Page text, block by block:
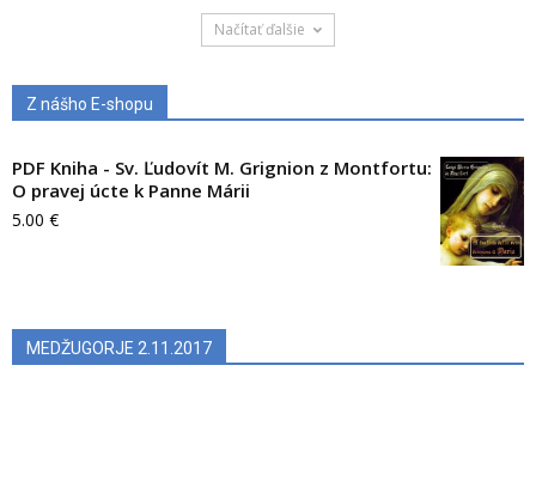
Načítať ďalšie
Z nášho E-shopu
PDF Kniha - Sv. Ľudovít M. Grignion z Montfortu:
O pravej úcte k Panne Márii
5.00 €
MEDŽUGORJE 2.11.2017